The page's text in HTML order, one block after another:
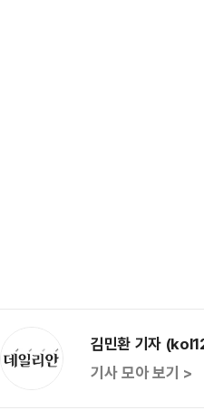
김민환 기자
기사 모아 보기 >